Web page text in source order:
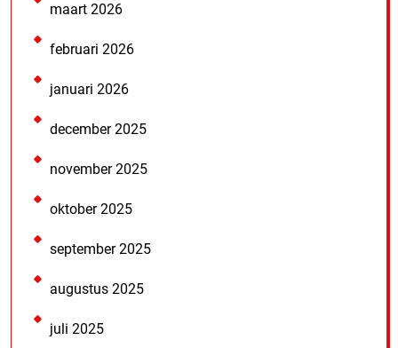
maart 2026
februari 2026
januari 2026
december 2025
november 2025
oktober 2025
september 2025
augustus 2025
juli 2025